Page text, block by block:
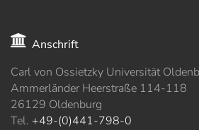
Anschrift
Carl von Ossietzky Universität
Ammerländer Heerstraße 114-118
26129 Oldenburg
Tel. +49-(0)441-798-0